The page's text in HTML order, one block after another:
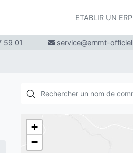
ETABLIR UN
59 01 service@ernmt-
+
−